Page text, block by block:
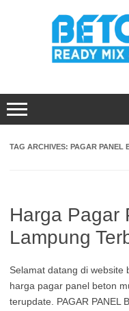
TAG ARCHIVES: PAGAR PANEL
Harga Pagar
Lampung
Selamat datang di website
harga pagar panel beton
terupdate. PAGAR PANEL